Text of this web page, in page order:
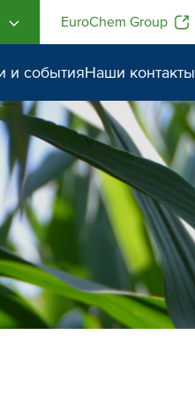
EuroChem Group
и событияНаши контакты